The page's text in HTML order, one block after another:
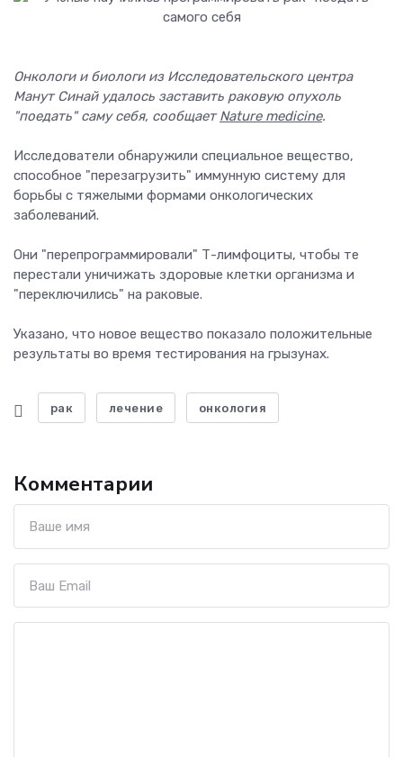
Онкологи и биологи из Исследовательского центра
Манут Синай удалось заставить раковую опухоль
"поедать" саму себя, сообщаетNature medicine.
Исследователи обнаружили специальное вещество,
способное "перезагрузить" иммунную систему для
борьбы с тяжелыми формами онкологических
заболеваний.
Они "перепрограммировали" Т-лимфоциты, чтобы те
перестали уничижать здоровые клетки организма и
"переключились" на раковые.
Указано, что новое вещество показало положительные
результаты во время тестирования на грызунах.
рак лечение онкология
Комментарии